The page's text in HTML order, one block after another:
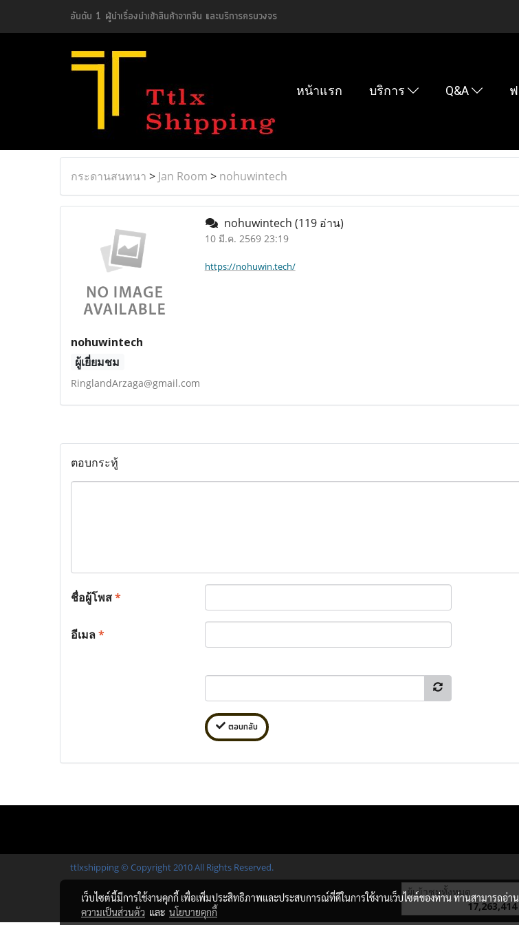
อันดับ 1 ผู้นำเรื่องนำเข้าสินค้าจากจีน และบริการครบวงจร
หน้าแรก บริการ Q&A
กระดานสนทนา > Jan Room > nohuwintech
nohuwintech
ผู้เยี่ยมชม
RinglandArzaga@gmail.com
nohuwintech (119 อ่าน)
10 มี.ค. 2569 23:19
https://nohuwin.tech/
ตอบกระทู้
ชื่อผู้โพส*
อีเมล*
ตอบกลับ
ttlxshipping © Copyright 2010 All Rights Reserved.
ผู้เข้าชมทั้งหมด
17,263,414
เว็บไซต์นี้มีการใช้งานคุกกี้ เพื่อเพิ่มประสิทธิภาพและประสบการณ์ที่ดีในการใช้งานเว็บไซต์ของท่าน ท่านสามารถอ่า
ความเป็นส่วนตัว และ นโยบายคุกกี้